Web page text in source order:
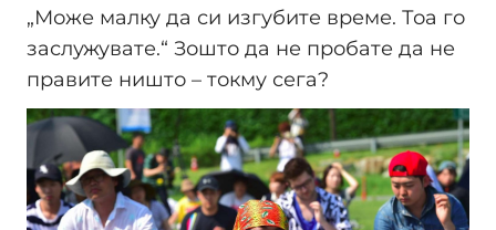
„Може малку да си изгубите време. Тоа го
заслужувате.“ Зошто да не пробате да не
правите ништо – токму сега?